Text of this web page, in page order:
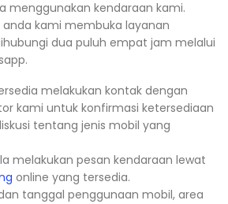
menggunakan kendaraan kami.
kami membuka layanan
dua puluh empat jam melalui
melakukan kontak dengan
kami untuk konfirmasi ketersediaan
tentang jenis mobil yang
melakukan pesan kendaraan lewat
online yang tersedia.
tanggal penggunaan mobil, area